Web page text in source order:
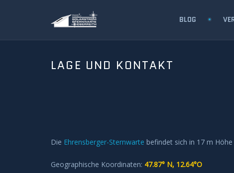
BLOG
LAGE UND KONTAKT
Die Ehrensberger-Sternwarte befindet sich in 17 m
Geographische Koordinaten: 47.87° N, 12.64°O